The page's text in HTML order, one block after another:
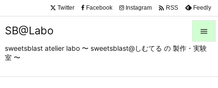
SB@Labo
sweetsblast atelier labo 〜 sweetsblast@しむてる の 製作・実験
室 〜



Twitter Facebook Instagram  RSS Feedly